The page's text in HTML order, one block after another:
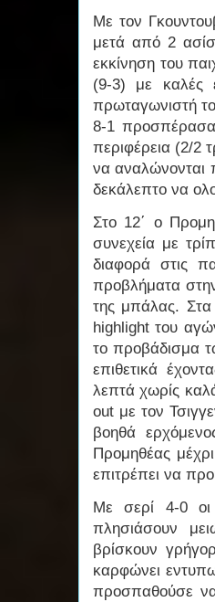
Με τον
μετά από 2
εκκίνηση του
(9-3) με καλές
πρωταγωνιστή
8-1
περιφέρεια (2/2
να αναλώνονται
δεκάλεπτο να
Στο 12΄ ο
συνεχεία με
διαφορά στις
προβλήματα
της μπάλας. Στα
highlight του
το προβάδισμα
επιθετικά
λεπτά χωρίς
out με τον
βοηθά
Προμηθέας
επιτρέπει να
Με σερί 4-0 οι
πλησιάσουν
βρίσκουν
καρφώνει
προσπαθούσε